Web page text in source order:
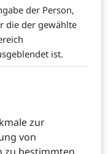
der Person,
die der gewählte
ist.
zur
von